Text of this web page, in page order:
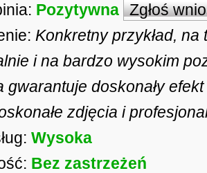
Pozytywna Zgłoś
Konkretny przykład, na
i na bardzo wysokim
gwarantuje doskonały
zdjęcia i
Wysoka
Bez zastrzeżeń